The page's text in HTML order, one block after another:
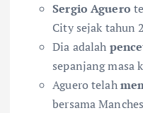
Sergio Aguero
City sejak tahun
Dia adalah
sepanjang masa
Aguero telah
bersama